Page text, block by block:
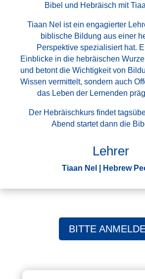
Bibel und Hebräisch mit
Tiaan Nel ist ein engagierter
biblische Bildung aus einer
Perspektive spezialisiert hat.
Einblicke in die hebräischen
und betont die Wichtigkeit von
Wissen vermittelt, sondern auch
das Leben der Lernenden
Der Hebräischkurs findet
Abend startet dann die
Lehrer
Tiaan Nel | Hebrew
BITTE